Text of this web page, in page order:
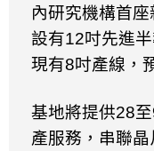
內研究機構首座
設有12吋先進
現有8吋產線，
基地將提供28至
產服務，串聯